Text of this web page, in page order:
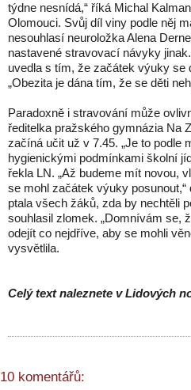
týdne nesnídá,“ říká Michal
Olomouci. Svůj díl viny podle něj
nesouhlasí neuroložka Alena
nastavené stravovací návyky
uvedla s tím, že začátek výuky se
„Obezita je dána tím, že se děti
Paradoxně i stravování může
ředitelka pražského gymnázia Na
začíná učit už v 7.45. „Je to podle
hygienickými podmínkami školní
řekla LN. „Až budeme mít novou,
se mohl začátek výuky
ptala všech žáků, zda by nechtěli
souhlasil zlomek. „Domnívám se,
odejít co nejdříve, aby se mohli
vysvětlila.
Celý text naleznete v Lidových
10 komentářů: